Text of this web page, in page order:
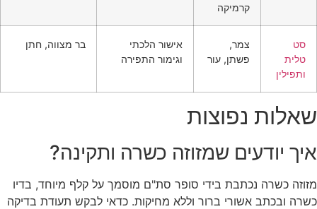
קרמיקה
סט
טלית
ותפילין
צמר,
פשתן, עור
אישור הלכתי
וגימור התפירה
בר מצווה, חתן
שאלות נפוצות
איך יודעים שמזוזה כשרה ותקינה?
מזוזה כשרה נכתבת בידי סופר סת"ם מוסמך על קלף מיוחד, בדיו
כשרה ובכתב אשורי ברור וללא מחיקות. כדאי לבקש תעודת בדיקה